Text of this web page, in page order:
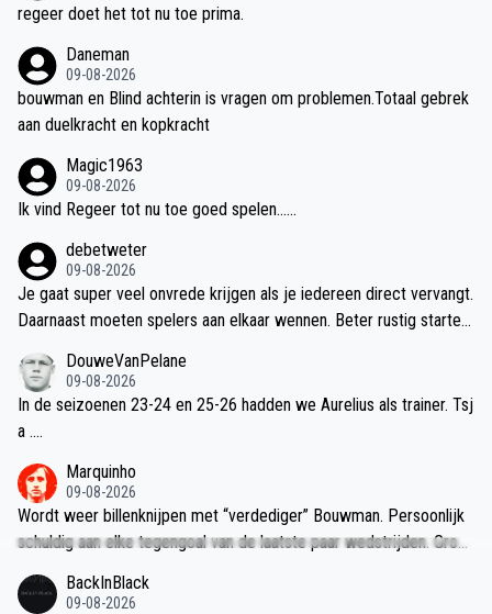
regeer doet het tot nu toe prima.
Daneman
09-08-2026
bouwman en Blind achterin is vragen om problemen.Totaal gebrek
aan duelkracht en kopkracht
Magic1963
09-08-2026
Ik vind Regeer tot nu toe goed spelen......
debetweter
09-08-2026
Je gaat super veel onvrede krijgen als je iedereen direct vervangt.
Daarnaast moeten spelers aan elkaar wennen. Beter rustig starten.
of Brandt dsnk ik
DouweVanPelane
09-08-2026
In de seizoenen 23-24 en 25-26 hadden we Aurelius als trainer. Tsj
a ....
Marquinho
09-08-2026
Wordt weer billenknijpen met “verdediger” Bouwman. Persoonlijk
schuldig aan elke tegengoal van de laatste paar wedstrijden. Groot
BackInBlack
09-08-2026